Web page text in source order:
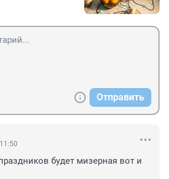
Отправить
будет мизерная вот и